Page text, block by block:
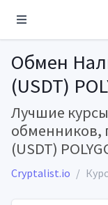
Обмен
(USDT)
Лучшие
обменников,
(USDT)
Cryptalist.io